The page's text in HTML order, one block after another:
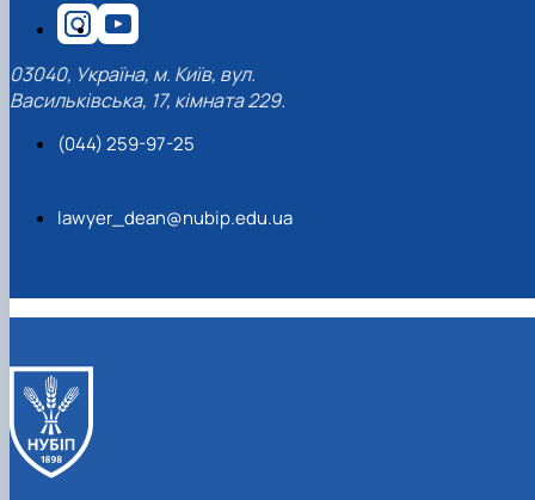
03040, Україна, м. Київ, вул.
Васильківська, 17, кімната 229.
(044) 259-97-25
lawyer_dean@nubip.edu.ua